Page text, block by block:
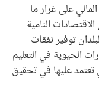
على غرار ما
النامية
توفير نفقات
الحيوية في التعليم
تعتمد عليها في تحقيق